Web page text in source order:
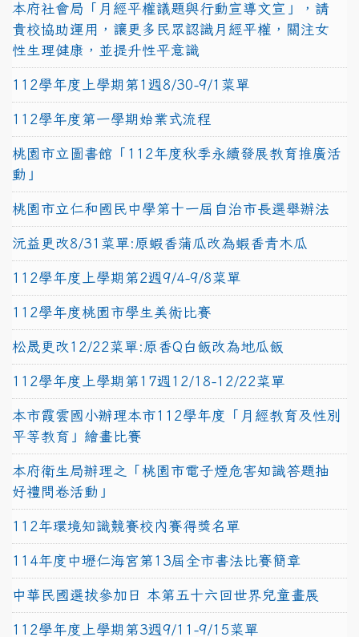
本府社會局「月經平權議題與行動宣導文宣」，請
貴校協助運用，讓更多民眾認識月經平權，關注女
性生理健康，並提升性平意識
112學年度上學期第1週8/30-9/1菜單
112學年度第一學期始業式流程
桃園市立圖書館「112年度秋季永續發展教育推廣活
動」
桃園市立仁和國民中學第十一屆自治市長選舉辦法
沅益更改8/31菜單:原蝦香蒲瓜改為蝦香青木瓜
112學年度上學期第2週9/4-9/8菜單
112學年度桃園市學生美術比賽
松晟更改12/22菜單:原香Q白飯改為地瓜飯
112學年度上學期第17週12/18-12/22菜單
本市霞雲國小辦理本市112學年度「月經教育及性別
平等教育」繪畫比賽
本府衛生局辦理之「桃園市電子煙危害知識答題抽
好禮問卷活動」
112年環境知識競賽校內賽得獎名單
114年度中壢仁海宮第13屆全市書法比賽簡章
中華民國選拔參加日 本第五十六回世界兒童畫展
112學年度上學期第3週9/11-9/15菜單